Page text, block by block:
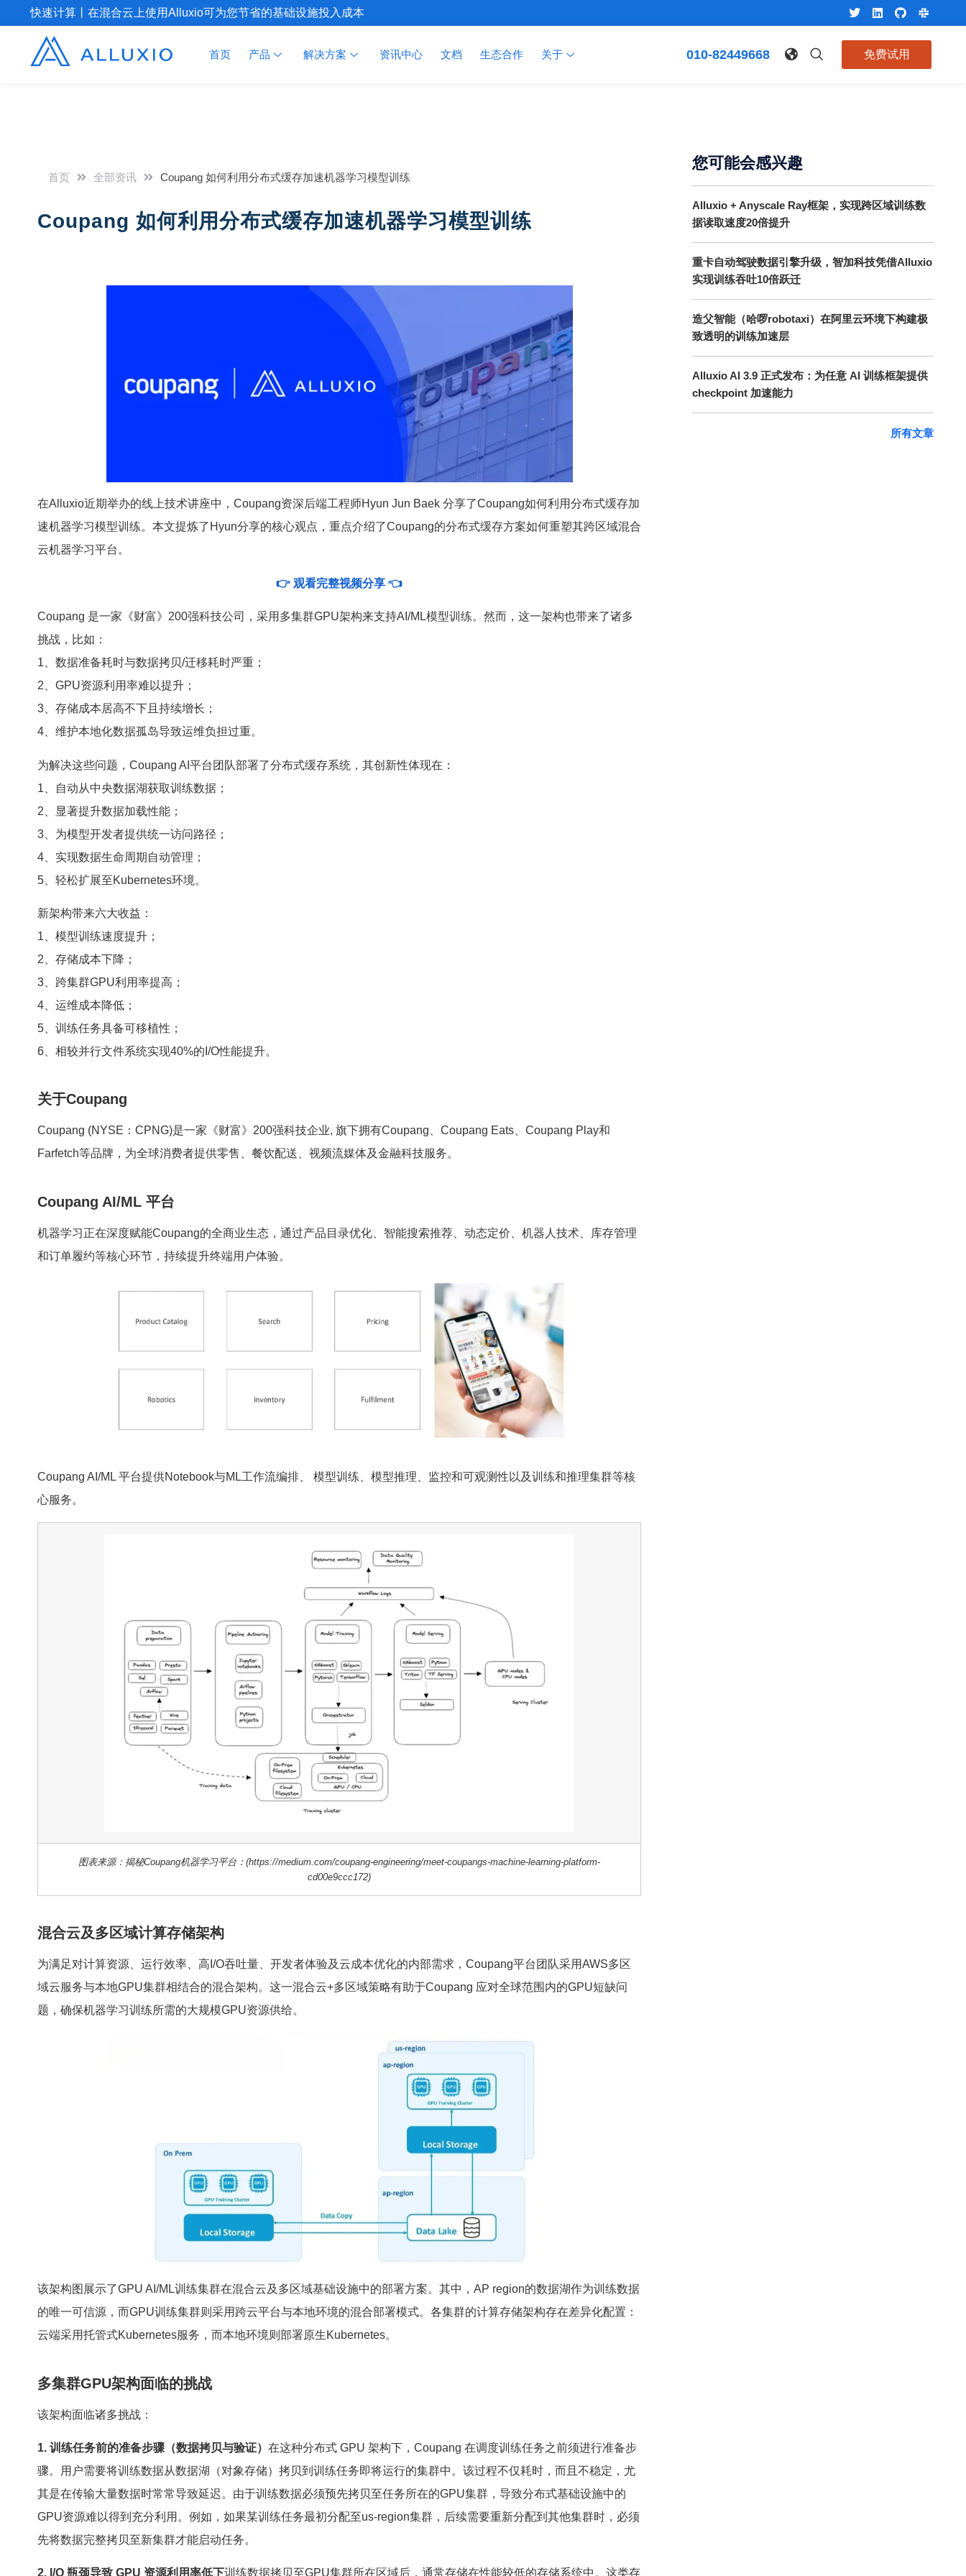
快速计算丨在混合云上使用Alluxio可为您节省的基础设施投入成本
首页 产品 解决方案 资讯中心 文档 生态合作 关于 010-82449668 免费试用
首页 全部资讯 Coupang 如何利用分布式缓存加速机器学习模型训练
Coupang 如何利用分布式缓存加速机器学习模型训练
在Alluxio近期举办的线上技术讲座中，Coupang资深后端工程师Hyun Jun Baek 分享了Coupang如何利用分布式缓存加
速机器学习模型训练。本文提炼了Hyun分享的核心观点，重点介绍了Coupang的分布式缓存方案如何重塑其跨区域混合
云机器学习平台。
👉观看完整视频分享 👈
Coupang 是一家《财富》200强科技公司，采用多集群GPU架构来支持AI/ML模型训练。然而，这一架构也带来了诸多
挑战，比如：
1、数据准备耗时与数据拷贝/迁移耗时严重；
2、GPU资源利用率难以提升；
3、存储成本居高不下且持续增长；
4、维护本地化数据孤岛导致运维负担过重。
为解决这些问题，Coupang AI平台团队部署了分布式缓存系统，其创新性体现在：
1、自动从中央数据湖获取训练数据；
2、显著提升数据加载性能；
3、为模型开发者提供统一访问路径；
4、实现数据生命周期自动管理；
5、轻松扩展至Kubernetes环境。
新架构带来六大收益：
1、模型训练速度提升；
2、存储成本下降；
3、跨集群GPU利用率提高；
4、运维成本降低；
5、训练任务具备可移植性；
6、相较并行文件系统实现40%的I/O性能提升。
关于Coupang
Coupang (NYSE：CPNG)是一家《财富》200强科技企业, 旗下拥有Coupang、Coupang Eats、Coupang Play和
Farfetch等品牌，为全球消费者提供零售、餐饮配送、视频流媒体及金融科技服务。
Coupang AI/ML 平台
机器学习正在深度赋能Coupang的全商业生态，通过产品目录优化、智能搜索推荐、动态定价、机器人技术、库存管理
和订单履约等核心环节，持续提升终端用户体验。
Coupang AI/ML 平台提供Notebook与ML工作流编排、 模型训练、模型推理、监控和可观测性以及训练和推理集群等核
心服务。
图表来源：揭秘Coupang机器学习平台： (https://medium.com/coupang-engineering/meet-coupangs-machine-learning-platform-
cd00e9ccc172)
混合云及多区域计算存储架构
为满足对计算资源、运行效率、高I/O吞吐量、开发者体验及云成本优化的内部需求，Coupang平台团队采用AWS多区
域云服务与本地GPU集群相结合的混合架构。这一混合云+多区域策略有助于Coupang 应对全球范围内的GPU短缺问
题，确保机器学习训练所需的大规模GPU资源供给。
该架构图展示了GPU AI/ML训练集群在混合云及多区域基础设施中的部署方案。其中，AP region的数据湖作为训练数据
的唯一可信源，而GPU训练集群则采用跨云平台与本地环境的混合部署模式。各集群的计算存储架构存在差异化配置：
云端采用托管式Kubernetes服务，而本地环境则部署原生Kubernetes。
多集群GPU架构面临的挑战
该架构面临诸多挑战：
1. 训练任务前的准备步骤（数据拷贝与验证） 在这种分布式 GPU 架构下，Coupang 在调度训练任务之前须进行准备步
骤。用户需要将训练数据从数据湖（对象存储）拷贝到训练任务即将运行的集群中。该过程不仅耗时，而且不稳定，尤
其是在传输大量数据时常常导致延迟。由于训练数据必须预先拷贝至任务所在的GPU集群，导致分布式基础设施中的
GPU资源难以得到充分利用。例如，如果某训练任务最初分配至us-region集群，后续需要重新分配到其他集群时，必须
先将数据完整拷贝至新集群才能启动任务。
2. I/O 瓶颈导致 GPU 资源利用率低下训练数据拷贝至GPU集群所在区域后，通常存储在性能较低的存储系统中。这类存
您可能会感兴趣
Alluxio + Anyscale Ray框架，实现跨区域训练数
据读取速度20倍提升
重卡自动驾驶数据引擎升级，智加科技凭借Alluxio
实现训练吞吐10倍跃迁
造父智能（哈啰robotaxi）在阿里云环境下构建极
致透明的训练加速层
Alluxio AI 3.9 正式发布：为任意 AI 训练框架提供
checkpoint 加速能力
所有文章